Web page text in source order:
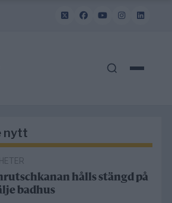
nytt
hålls stängd på
badhus